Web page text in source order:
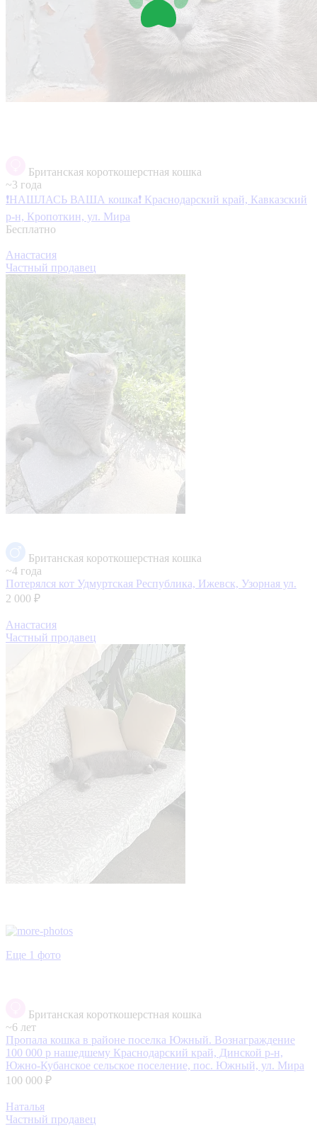
Британская короткошерстная кошка
~3 года
❗НАШЛАСЬ ВАША кошка❗ Краснодарский край, Кавказский
р-н, Кропоткин, ул. Мира
Бесплатно
Анастасия
Частный продавец
Британская короткошерстная кошка
~4 года
Потерялся кот Удмуртская Республика, Ижевск, Узорная ул.
2 000 ₽
Анастасия
Частный продавец
Еще 1 фото
Британская короткошерстная кошка
~6 лет
Пропала кошка в районе поселка Южный. Вознаграждение
100 000 р нашедшему Краснодарский край, Динской р-н,
Южно-Кубанское сельское поселение, пос. Южный, ул. Мира
100 000 ₽
Наталья
Частный продавец